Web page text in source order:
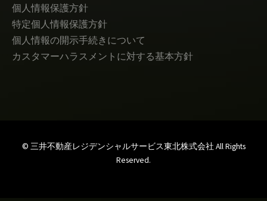
個人情報保護方針
特定個人情報保護方針
個人情報の開示手続きについて
カスタマーハラスメントに対する基本方針
© 三井不動産レジデンシャルサービス東北株式会社 All Rights
Reserved.